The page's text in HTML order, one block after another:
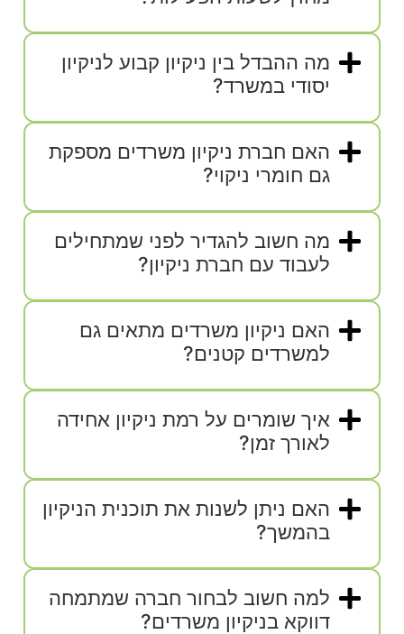
מה ההבדל בין ניקיון קבוע לניקיון
יסודי במשרד?
האם חברת ניקיון משרדים מספקת
גם חומרי ניקוי?
מה חשוב להגדיר לפני שמתחילים
לעבוד עם חברת ניקיון?
האם ניקיון משרדים מתאים גם
למשרדים קטנים?
איך שומרים על רמת ניקיון אחידה
לאורך זמן?
האם ניתן לשנות את תוכנית הניקיון
בהמשך?
למה חשוב לבחור חברה שמתמחה
דווקא בניקיון משרדים?